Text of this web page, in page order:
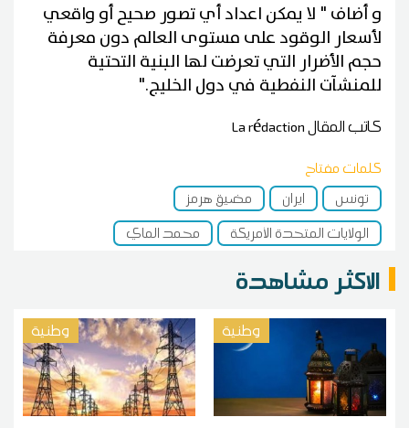
و أضاف " لا يمكن اعداد أي تصور صحيح أو واقعي
لأسعار الوقود على مستوى العالم دون معرفة
حجم الأضرار التي تعرضت لها البنية التحتية
للمنشآت النفطية في دول الخليج."
كاتب المقالLa rédaction
كلمات مفتاح
تونس
ايران
مضيق هرمز
الولايات المتحدة الأمريكة
محمد الماي
الاكثر مشاهدة
وطنية وطنية